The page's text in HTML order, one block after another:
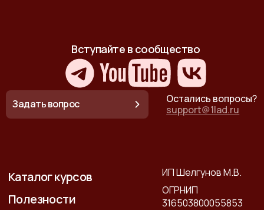
Вступайте в сообщество
Остались вопросы?
support@1lad.ru
Задать вопрос
Каталог курсов
Полезности
ИП Шелгунов М.В.
ОГРНИП
316503800055853